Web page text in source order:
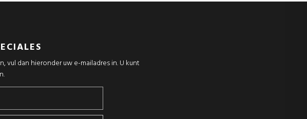
dan hieronder uw e-mailadres in. U kunt